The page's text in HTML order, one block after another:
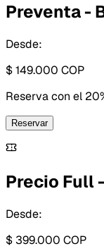
Preventa -
Desde:
$ 149.000 COP
Reserva con el
Reservar
Precio Full
Desde:
$ 399.000 COP